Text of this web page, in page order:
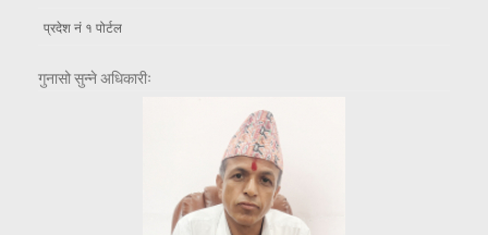
प्रदेश नं १ पोर्टल
गुनासो सुन्ने अधिकारीः